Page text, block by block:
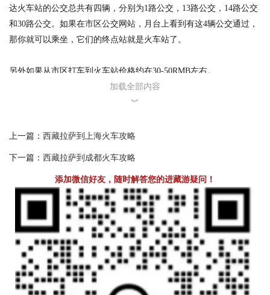
达火车站的公交总共有四辆，分别为1路公交，13路公交，14路公交
和30路公交。如果在市区公交网站，月台上看到有这4辆公交通过，
那你就可以乘坐，它们的终点站就是火车站了。
另外如果从市区打车到火车站价格约在30-50RMB左右。
购买拉萨到广州的火车票主要有两种方式：一是在火车站售票视窗
（1）.在火车站售票视窗外国人怎么购买火车票？
外国人去西藏旅游
在购买拉萨-广州火车票时，仅需持护照原件在火
车站售票视窗购买；外国人可以使用选择不同类型的证件来证明自
己的身份，其中护照是用的最多也最方便的一种。
（2）.海外游客怎么在网上购买拉萨-广州火车票？
加载全部内容
︾
上一篇： 西藏拉萨到上海火车攻略
下一篇： 西藏拉萨到成都火车攻略
添加微信好友，随时解答您的进藏游疑问！